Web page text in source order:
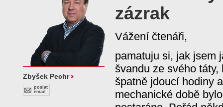
Zbyšek Pechr
poslat
email
zázrak
Vážení čtenáři,
pamatuju si, jak jsem
švandu ze svého
špatně jdoucí hodiny
mechanické době